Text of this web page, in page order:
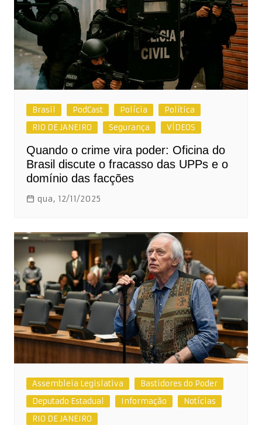
Brasil PodCast Polícia
Política
RIO DE JANEIRO
Segurança VÍDEOS
Quando o crime vira poder: Oficina do
Brasil discute o fracasso das UPPs e o
domínio das facções
qua, 12/11/2025
Assembleia Legislativa
Bastidores do Poder
Deputado Estadual
Informação
Notícias
RIO DE JANEIRO